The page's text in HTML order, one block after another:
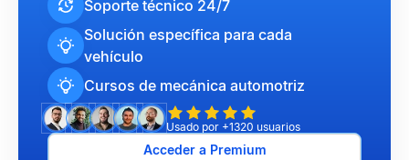
Soporte técnico 24/7
Solución específica para cada
vehículo
Cursos de mecánica automotriz
Usado por +1320 usuarios
Acceder a Premium